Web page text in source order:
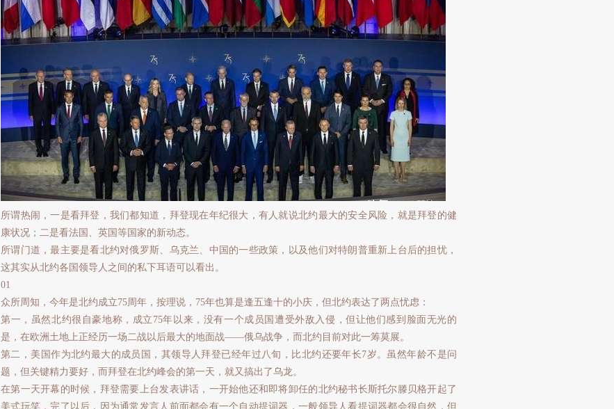
所谓热闹，一是看拜登，我们都知道，拜登现在年纪很大，有人就说北约最大的安全风险，就是拜登的健
康状况；二是看法国、英国等国家的新动态。
所谓门道，最主要是看北约对俄罗斯、乌克兰、中国的一些政策，以及他们对特朗普重新上台后的担忧，
这其实从北约各国领导人之间的私下耳语可以看出。
01
众所周知，今年是北约成立75周年，按理说，75年也算是逢五逢十的小庆，但北约表达了两点忧虑：
第一，虽然北约很自豪地称，成立75年以来，没有一个成员国遭受外敌入侵，但让他们感到脸面无光的
是，在欧洲土地上正经历一场二战以后最大的地面战——俄乌战争，而北约目前对此一筹莫展。
第二，美国作为北约最大的成员国，其领导人拜登已经年过八旬，比北约还要年长7岁。虽然年龄不是问
题，但关键精力要好，而拜登在北约峰会的第一天，就又搞出了乌龙。
在第一天开幕的时候，拜登需要上台发表讲话，一开始他还和即将卸任的北约秘书长斯托尔滕贝格开起了
美式玩笑，完了以后，因为通常发言人前面都会有一个自动提词器，一般领导人看提词器都会很自然，但